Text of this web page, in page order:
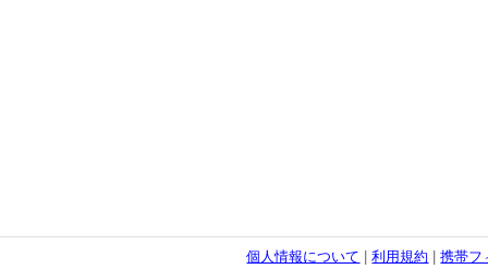
個人情報について |利用規約 |携帯フ